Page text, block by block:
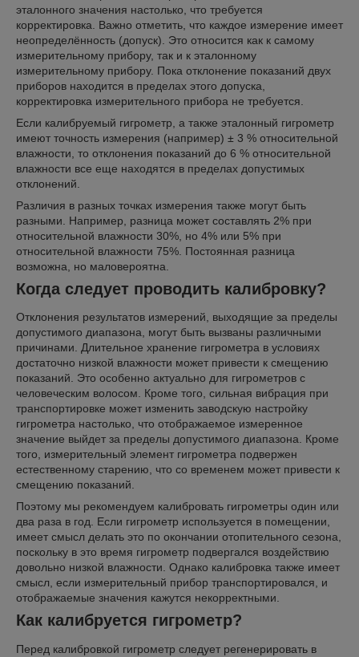
эталонного значения настолько, что требуется
корректировка. Важно отметить, что каждое измерение имеет
неопределённость (допуск). Это относится как к самому
измерительному прибору, так и к эталонному
измерительному прибору. Пока отклонение показаний двух
приборов находится в пределах этого допуска,
корректировка измерительного прибора не требуется.
Если калибруемый гигрометр, а также эталонный гигрометр
имеют точность измерения (например) ± 3 % относительной
влажности, то отклонения показаний до 6 % относительной
влажности все еще находятся в пределах допустимых
отклонений.
Различия в разных точках измерения также могут быть
разными. Например, разница может составлять 2% при
относительной влажности 30%, но 4% или 5% при
относительной влажности 75%. Постоянная разница
возможна, но маловероятна.
Когда следует проводить калибровку?
Отклонения результатов измерений, выходящие за пределы
допустимого диапазона, могут быть вызваны различными
причинами. Длительное хранение гигрометра в условиях
достаточно низкой влажности может привести к смещению
показаний. Это особенно актуально для гигрометров с
человеческим волосом. Кроме того, сильная вибрация при
транспортировке может изменить заводскую настройку
гигрометра настолько, что отображаемое измеренное
значение выйдет за пределы допустимого диапазона. Кроме
того, измерительный элемент гигрометра подвержен
естественному старению, что со временем может привести к
смещению показаний.
Поэтому мы рекомендуем калибровать гигрометры один или
два раза в год. Если гигрометр используется в помещении,
имеет смысл делать это по окончании отопительного сезона,
поскольку в это время гигрометр подвергался воздействию
довольно низкой влажности. Однако калибровка также имеет
смысл, если измерительный прибор транспортировался, и
отображаемые значения кажутся некорректными.
Как калибруется гигрометр?
Перед калибровкой гигрометр следует регенерировать в